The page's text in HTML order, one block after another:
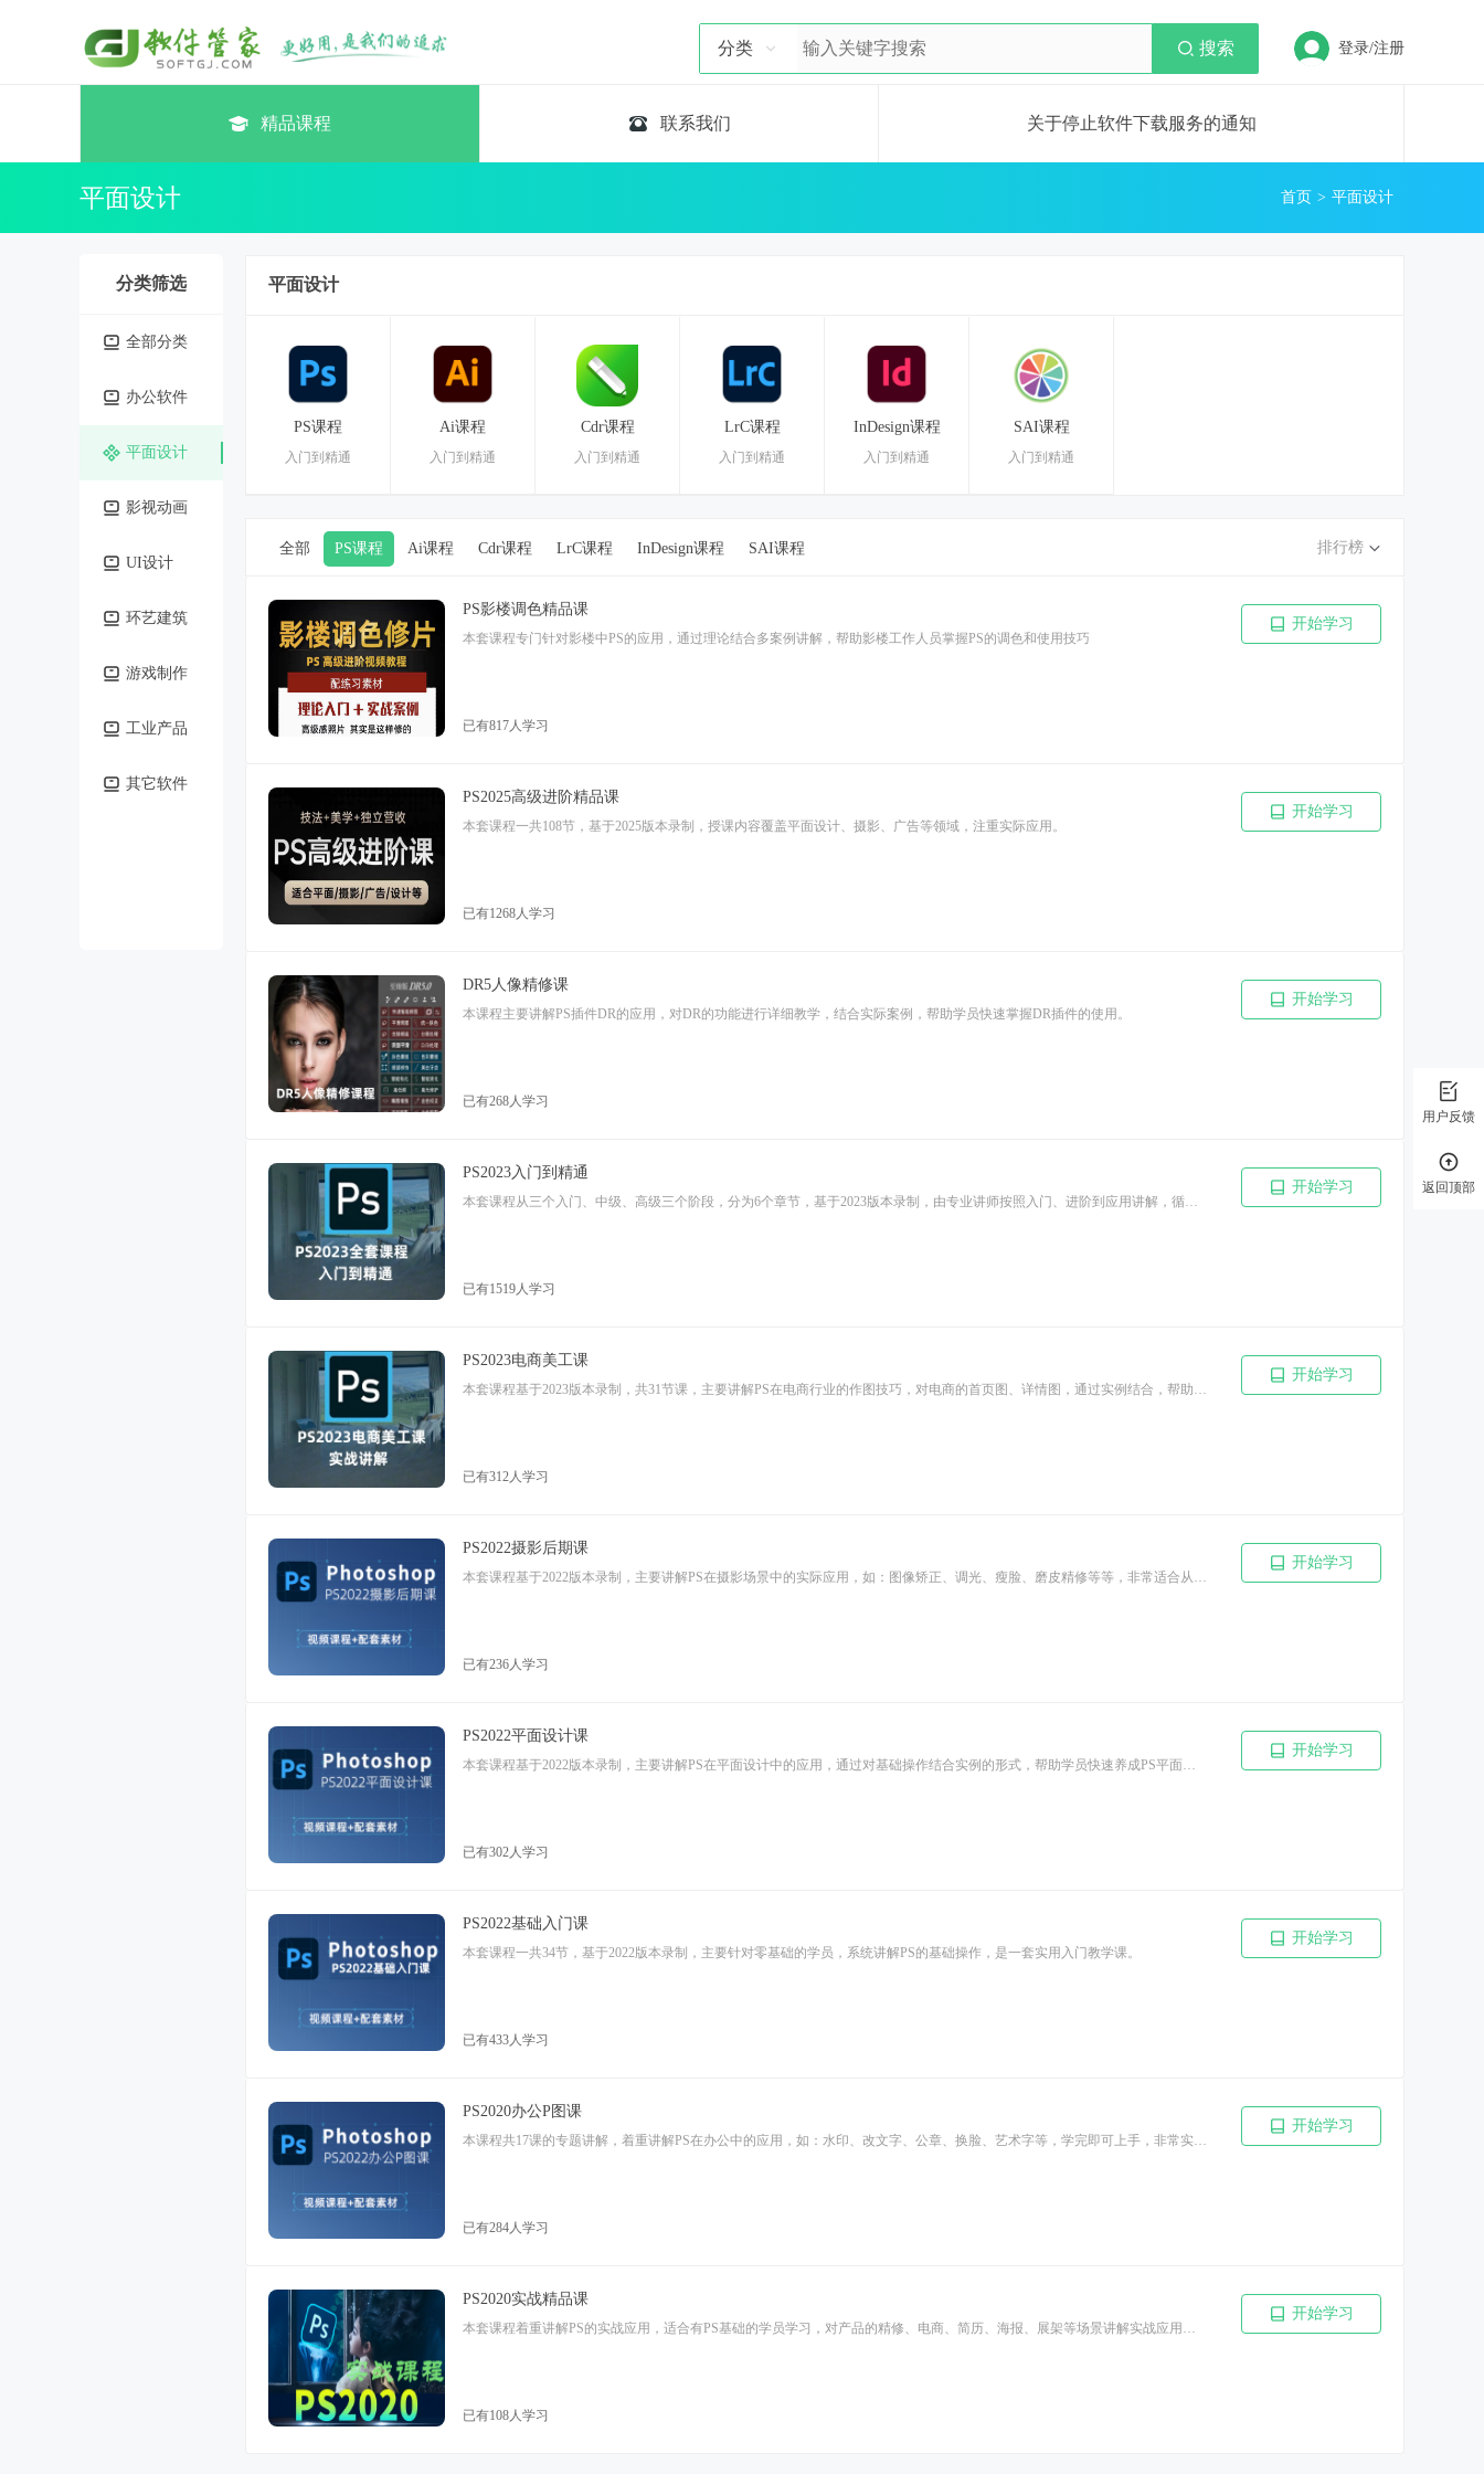
用户反馈
返回顶部
分类 搜索 登录/注册
精品课程 联系我们 关于停止软件下载服务的通知
平面设计 首页 平面设计
分类筛选
全部分类
办公软件
平面设计
影视动画
UI设计
环艺建筑
游戏制作
工业产品
其它软件
平面设计
PS课程
入门到精通
Ai课程
入门到精通
Cdr课程
入门到精通
LrC课程
入门到精通
InDesign课程
入门到精通
SAI课程
入门到精通
全部 PS课程 Ai课程 Cdr课程 LrC课程 InDesign课程 SAI课程 排行榜
PS影楼调色精品课
本套课程专门针对影楼中PS的应用，通过理论结合多案例讲解，帮助影楼工作人员掌握PS的调色和使用技巧
开始学习
已有817人学习
PS2025高级进阶精品课
本套课程一共108节，基于2025版本录制，授课内容覆盖平面设计、摄影、广告等领域，注重实际应用。
开始学习
已有1268人学习
DR5人像精修课
本课程主要讲解PS插件DR的应用，对DR的功能进行详细教学，结合实际案例，帮助学员快速掌握DR插件的使用。
开始学习
已有268人学习
PS2023入门到精通
本套课程从三个入门、中级、高级三个阶段，分为6个章节，基于2023版本录制，由专业讲师按照入门、进阶到应用讲解，循序渐进，结合实战案例，能帮助您快速掌握软件的操作并应用到实际工作中。
开始学习
已有1519人学习
PS2023电商美工课
本套课程基于2023版本录制，共31节课，主要讲解PS在电商行业的作图技巧，对电商的首页图、详情图，通过实例结合，帮助学员快速掌握PS。
开始学习
已有312人学习
PS2022摄影后期课
本套课程基于2022版本录制，主要讲解PS在摄影场景中的实际应用，如：图像矫正、调光、瘦脸、磨皮精修等等，非常适合从事图片精修的学员针对性学习。
开始学习
已有236人学习
PS2022平面设计课
本套课程基于2022版本录制，主要讲解PS在平面设计中的应用，通过对基础操作结合实例的形式，帮助学员快速养成PS平面设计思维。
开始学习
已有302人学习
PS2022基础入门课
本套课程一共34节，基于2022版本录制，主要针对零基础的学员，系统讲解PS的基础操作，是一套实用入门教学课。
开始学习
已有433人学习
PS2020办公P图课
本课程共17课的专题讲解，着重讲解PS在办公中的应用，如：水印、改文字、公章、换脸、艺术字等，学完即可上手，非常实用！
开始学习
已有284人学习
PS2020实战精品课
本套课程着重讲解PS的实战应用，适合有PS基础的学员学习，对产品的精修、电商、简历、海报、展架等场景讲解实战应用技巧。
开始学习
已有108人学习